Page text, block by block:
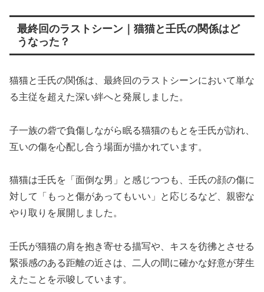
最終回のラストシーン｜猫猫と壬氏の関係はど
うなった？
猫猫と壬氏の関係は、最終回のラストシーンにおいて単な
る主従を超えた深い絆へと発展しました。
子一族の砦で負傷しながら眠る猫猫のもとを壬氏が訪れ、
互いの傷を心配し合う場面が描かれています。
猫猫は壬氏を「面倒な男」と感じつつも、壬氏の顔の傷に
対して「もっと傷があってもいい」と応じるなど、親密な
やり取りを展開しました。
壬氏が猫猫の肩を抱き寄せる描写や、キスを彷彿とさせる
緊張感のある距離の近さは、二人の間に確かな好意が芽生
えたことを示唆しています。